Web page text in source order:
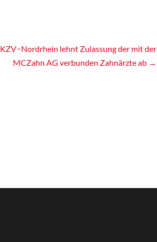
KZV−Nordrhein lehnt Zulassung der mit der
MCZahn AG verbunden Zahnärzte ab →